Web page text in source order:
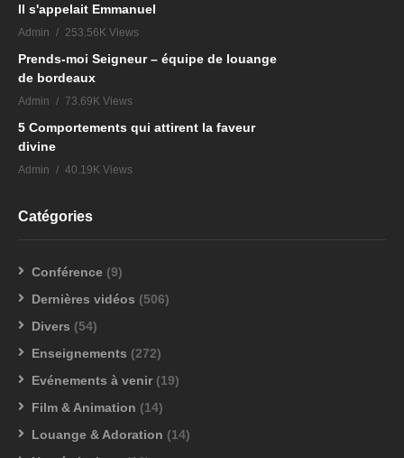
Il s'appelait Emmanuel
Admin 253.56K Views
Prends-moi Seigneur – équipe de louange
de bordeaux
Admin 73.69K Views
5 Comportements qui attirent la faveur
divine
Admin 40.19K Views
Catégories
Conférence (9)
Dernières vidéos (506)
Divers (54)
Enseignements (272)
Evénements à venir (19)
Film & Animation (14)
Louange & Adoration (14)